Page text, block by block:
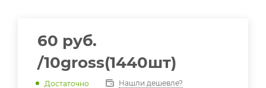
60 руб.
/10gross(1440шт)
Достаточно Нашли дешевле?